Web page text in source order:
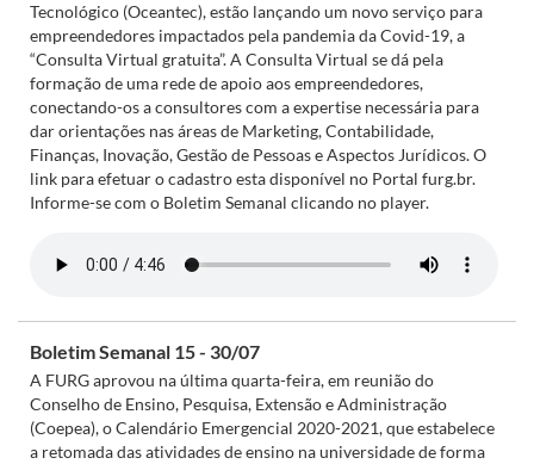
Tecnológico (Oceantec), estão lançando um novo serviço para
empreendedores impactados pela pandemia da Covid-19, a
“Consulta Virtual gratuita”. A Consulta Virtual se dá pela
formação de uma rede de apoio aos empreendedores,
conectando-os a consultores com a expertise necessária para
dar orientações nas áreas de Marketing, Contabilidade,
Finanças, Inovação, Gestão de Pessoas e Aspectos Jurídicos. O
link para efetuar o cadastro esta disponível no Portal furg.br.
Informe-se com o Boletim Semanal clicando no player.
Boletim Semanal 15 - 30/07
A FURG aprovou na última quarta-feira, em reunião do
Conselho de Ensino, Pesquisa, Extensão e Administração
(Coepea), o Calendário Emergencial 2020-2021, que estabelece
a retomada das atividades de ensino na universidade de forma